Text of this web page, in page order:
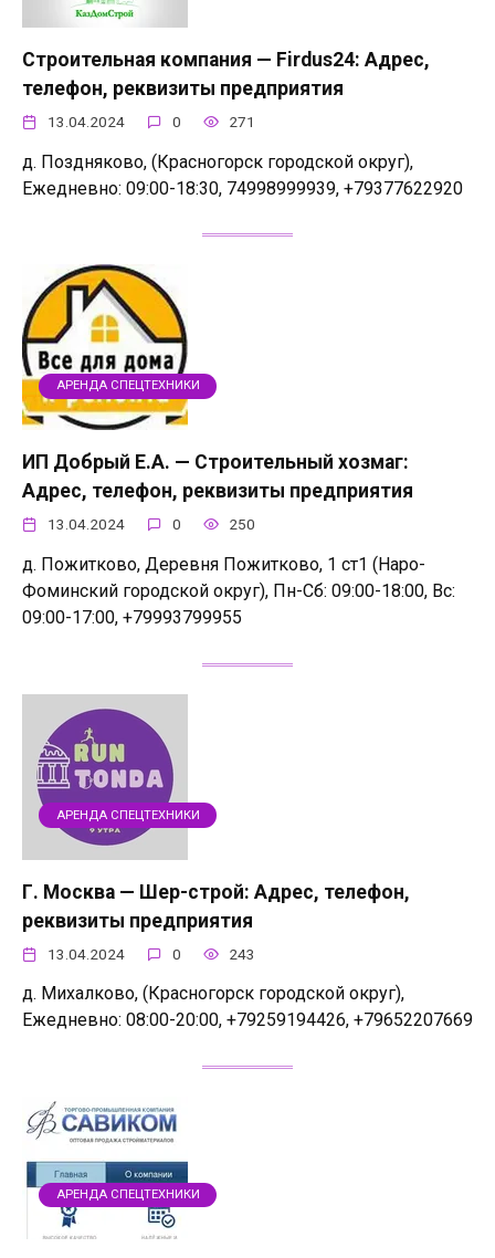
Строительная компания — Firdus24: Адрес,
телефон, реквизиты предприятия
13.04.2024 0 271
д. Поздняково, (Красногорск городской округ),
Ежедневно: 09:00-18:30, 74998999939, +79377622920
АРЕНДА СПЕЦТЕХНИКИ
ИП Добрый Е.А. — Строительный хозмаг:
Адрес, телефон, реквизиты предприятия
13.04.2024 0 250
д. Пожитково, Деревня Пожитково, 1 ст1 (Наро-
Фоминский городской округ), Пн-Сб: 09:00-18:00, Вс:
09:00-17:00, +79993799955
АРЕНДА СПЕЦТЕХНИКИ
Г. Москва — Шер-строй: Адрес, телефон,
реквизиты предприятия
13.04.2024 0 243
д. Михалково, (Красногорск городской округ),
Ежедневно: 08:00-20:00, +79259194426, +79652207669
АРЕНДА СПЕЦТЕХНИКИ